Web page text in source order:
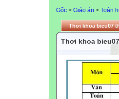
Gốc > Giáo án > Toán
Thơi khoa bieu07
Thơi khoa